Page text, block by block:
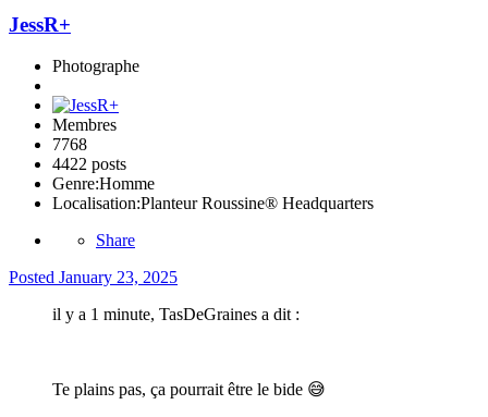
JessR+
Photographe
Membres
7768
4422 posts
Genre:Homme
Localisation:Planteur Roussine® Headquarters
Share
Posted January 23, 2025
il y a 1 minute, TasDeGraines a dit :
Te plains pas, ça pourrait être le bide 😅